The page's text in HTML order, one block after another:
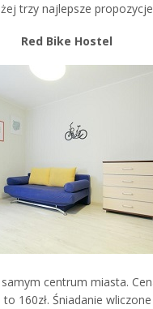
trzy najlepsze
Red Bike Hostel
centrum miasta.
160zł. Śniadanie